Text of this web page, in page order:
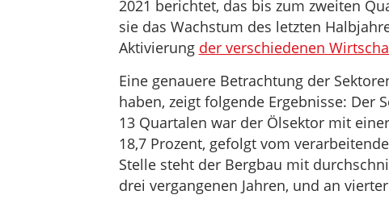
2021 berichtet, das bis zum zweiten
sie das Wachstum des letzten
Aktivierung der verschiedenen
Eine genauere Betrachtung der
haben, zeigt folgende Ergebnisse: Der
13 Quartalen war der Ölsektor mit
18,7 Prozent, gefolgt vom
Stelle steht der Bergbau mit
drei vergangenen Jahren, und an